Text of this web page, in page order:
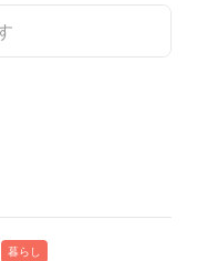
暮らし